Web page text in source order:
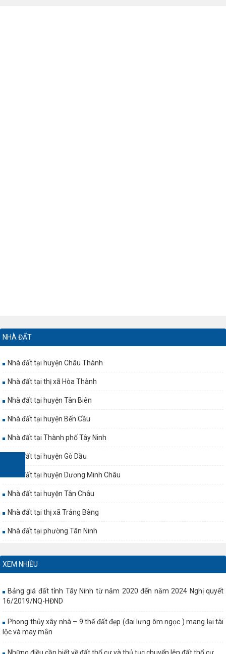
NHÀ ĐẤT
Nhà đất tại huyện Châu Thành
Nhà đất tại thị xã Hòa Thành
Nhà đất tại huyện Tân Biên
Nhà đất tại huyện Bến Cầu
Nhà đất tại Thành phố Tây Ninh
Nhà đất tại huyện Gò Dầu
Nhà đất tại huyện Dương Minh Châu
Nhà đất tại huyện Tân Châu
Nhà đất tại thị xã Trảng Bàng
Nhà đất tại phường Tân Ninh
XEM NHIỀU
Bảng giá đất tỉnh Tây Ninh từ năm 2020 đến năm 2024 Nghị quyết
16/2019/NQ-HĐND
Phong thủy xây nhà – 9 thế đất đẹp (đai lưng ôm ngọc ) mang lại tài
lộc và may mắn